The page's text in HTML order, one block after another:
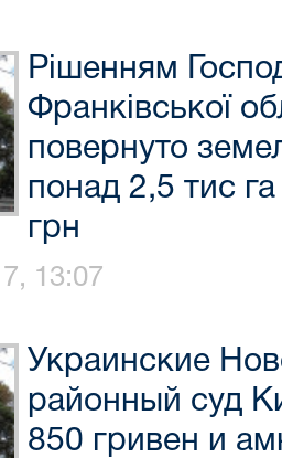
Рішенням
Франківської
повернуто
понад 2,5 тис
грн
13:07
Украинские
районный суд
850 гривен и